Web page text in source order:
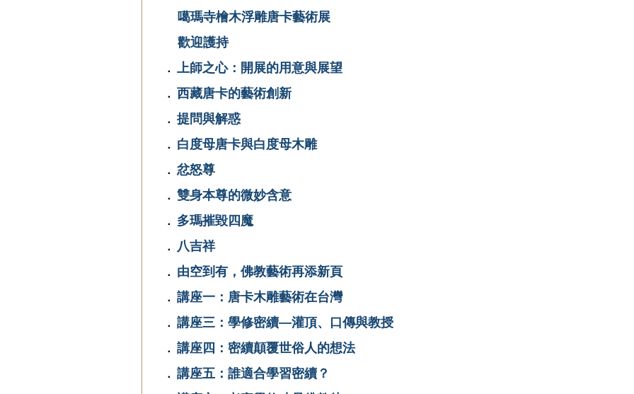
噶瑪寺檜木浮雕唐卡藝術展
歡迎護持
． 上師之心：開展的用意與展望
． 西藏唐卡的藝術創新
． 提問與解惑
． 白度母唐卡與白度母木雕
． 忿怒尊
． 雙身本尊的微妙含意
． 多瑪摧毀四魔
． 八吉祥
． 由空到有，佛教藝術再添新頁
． 講座一：唐卡木雕藝術在台灣
． 講座三：學修密續—灌頂、口傳與教授
． 講座四：密續顛覆世俗人的想法
． 講座五：誰適合學習密續？